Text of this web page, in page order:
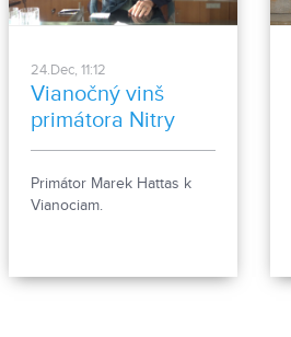
24.Dec, 11:12
Vianočný vinš
primátora Nitry
Primátor Marek Hattas k
Vianociam.